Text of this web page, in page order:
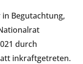
in Begutachtung,
durch
inkraftgetreten.